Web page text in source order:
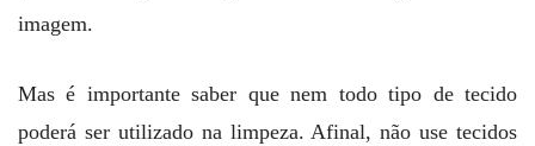
imagem.
Mas é importante saber que nem todo tipo de tecido
poderá ser utilizado na limpeza. Afinal, não use tecidos